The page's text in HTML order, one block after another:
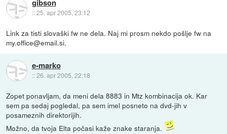
gibson
::25. apr 2005, 23:12
Link za tisti slovaški fw ne dela. Naj mi prosm nekdo pošlje fw na
my.office@email.si.
e-marko
::26. apr 2005, 22:18
Zopet ponavljam, da meni dela 8883 in Mtz kombinacija ok. Kar
sem pa sedaj pogledal, pa sem imel posneto na dvd-jih v
posameznih direktorijih.
Možno, da tvoja Elta počasi kaže znake staranja.